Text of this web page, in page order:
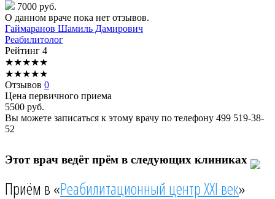
7000 руб.
О данном враче пока нет отзывов.
Гаймаранов Шамиль Дамирович
Реабилитолог
Рейтинг 4
★★★★★
★★★★★
Отзывов 0
Цена первичного приема
5500 руб.
Вы можете записаться к этому врачу по телефону 499 519-38-
52
Этот врач ведёт прём в следующих клиниках
Приём в «Реабилитационный центр XXI век»